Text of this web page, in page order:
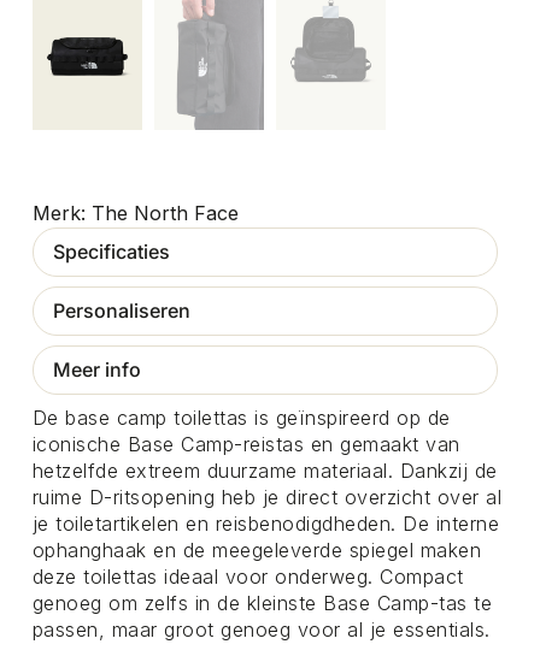
The North Face
Specificaties
Personaliseren
Meer info
De base camp toilettas is geïnspireerd op de
iconische Base Camp-reistas en gemaakt van
hetzelfde extreem duurzame materiaal. Dankzij de
ruime D-ritsopening heb je direct overzicht over al
je toiletartikelen en reisbenodigdheden. De interne
ophanghaak en de meegeleverde spiegel maken
deze toilettas ideaal voor onderweg. Compact
genoeg om zelfs in de kleinste Base Camp-tas te
passen, maar groot genoeg voor al je essentials.